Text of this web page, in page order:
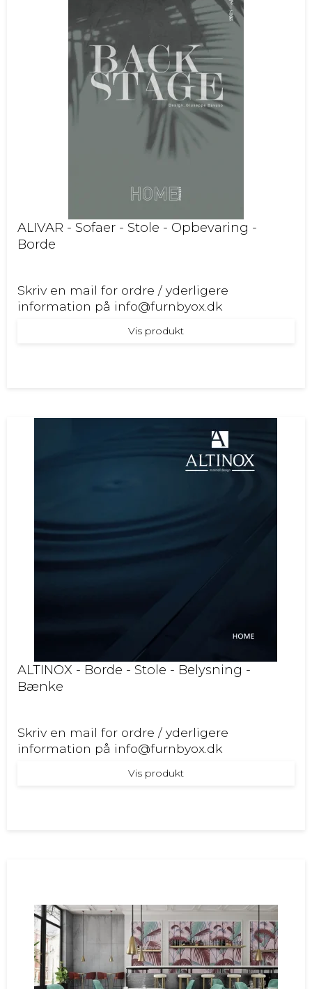
ALIVAR - Sofaer - Stole - Opbevaring -
Borde
Skriv en mail for ordre / yderligere
information på info@furnbyox.dk
Vis produkt
ALTINOX - Borde - Stole - Belysning -
Bænke
Skriv en mail for ordre / yderligere
information på info@furnbyox.dk
Vis produkt